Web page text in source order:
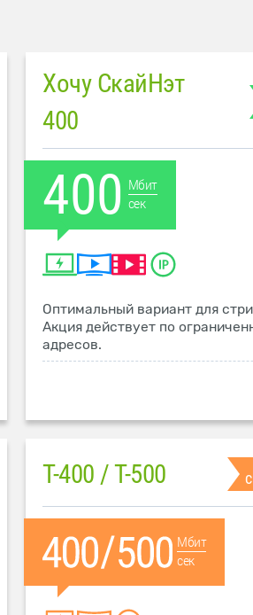
Хочу СкайНэт
400
400 Мбит
сек
Оптимальный вариант для
Акция действует по
адресов.
T-400 / T-500
Мбит
сек